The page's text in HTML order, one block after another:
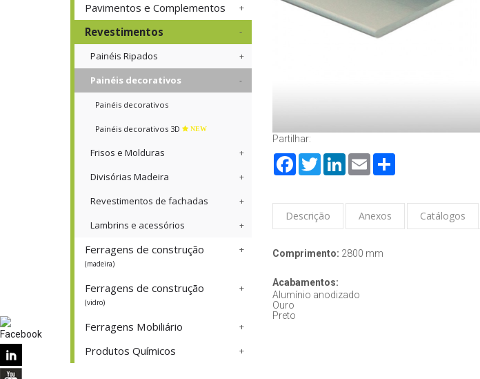
Pavimentos e Complementos
Revestimentos
Painéis Ripados
Painéis decorativos
Painéis decorativos
Painéis decorativos 3D NEW
Frisos e Molduras
Divisórias Madeira
Revestimentos de fachadas
Lambrins e acessórios
Ferragens de construção
(madeira)
Ferragens de construção
(vidro)
Ferragens Mobiliário
Produtos Químicos
Partilhar:
FacebookTwitterLinkedInEmail Share
Descrição Anexos Catálogos
Comprimento: 2800 mm
Acabamentos:
Alumínio anodizado
Ouro
Preto